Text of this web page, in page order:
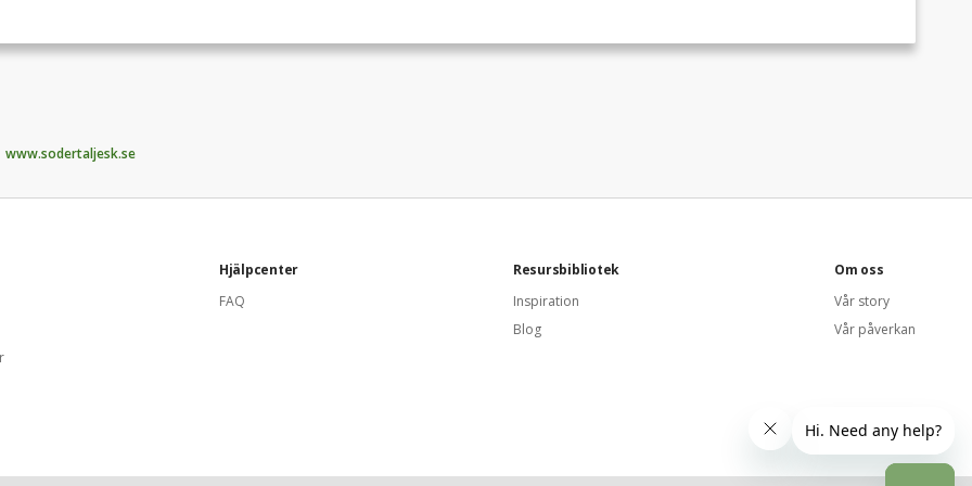
www.sodertaljesk.se
Hjälpcenter
FAQ
Resursbibliotek
Inspiration
Blog
Om oss
Vår story
Vår påverkan